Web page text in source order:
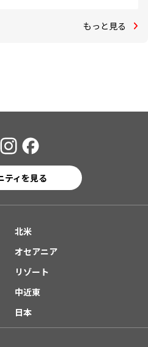
もっと見る
ティを見る
北米
オセアニア
リゾート
中近東
日本